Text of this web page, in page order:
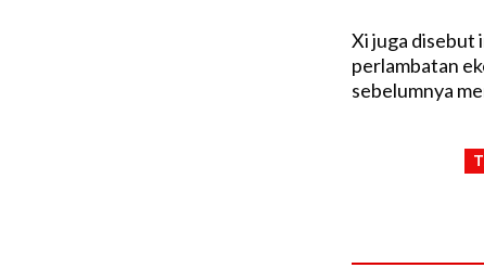
Xi juga disebut
perlambatan
sebelumnya